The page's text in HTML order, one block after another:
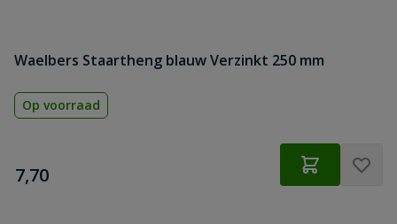
Waelbers Staartheng blauw Verzinkt 250 mm
Op voorraad
€
7,70